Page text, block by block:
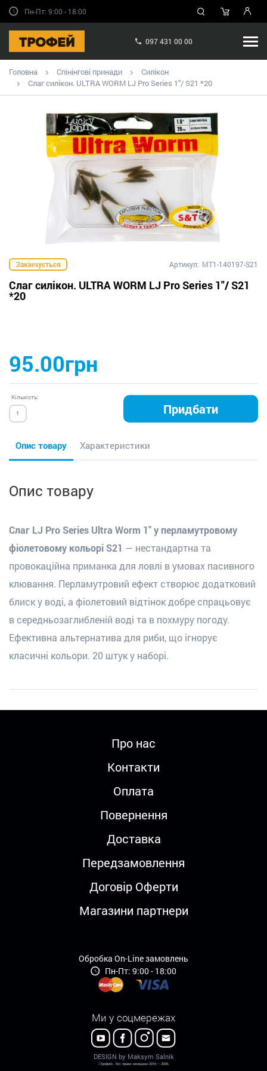
Пн-Пт: 9:00 - 18:00
097 431 00 00
Головна Спінінгові принади
Силікон
Слаг силікон. ULTRA WORM LJ Pro Series 1"/ S21 *20
Закінчується Артикул: MT1-140197-S21
Слаг силікон. ULTRA WORM LJ Pro Series 1"/ S21
*20
95.00грн
Кількість:
Придбати
Опис товару Характеристики
Опис товару
Слаг LJ Pro Series Ultra Worm 1" у перламутровому
фіолетовому кольорі S21 — нестандартна та
провокаційна приманка для ловлі в умовах пасивного
клювання. Перламутровий ефект створює додатковий
блиск у воді, а фіолетовий відтінок добре спрацьовує
в середньозаглибленій воді та в похмуру погоду.
Ефективна альтернатива для риби, що ігнорує
класичні кольори. 20 штук у наборі.
Про нас
Контакти
Оплата
Повернення
Доставка
Передзамовлення
Договір Оферти
Магазини партнери
Обробка On-Line замовлень
Пн-Пт: 9:00 - 18:00
Ми у соцмережах
DESIGN by Maksym Salnik
«Трофей». Всі права захищено 2016 – 2026.